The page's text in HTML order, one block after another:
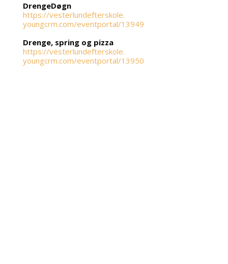
DrengeDøgn
https://vesterlundefterskole.
youngcrm.com/eventportal/13949
Drenge, spring og pizza
https://vesterlundefterskole.
youngcrm.com/eventportal/13950